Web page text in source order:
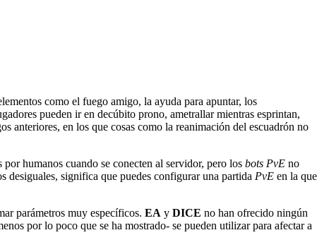
como el fuego amigo, la ayuda para apuntar, los
pueden ir en decúbito prono, ametrallar mientras esprintan,
anteriores, en los que cosas como la reanimación del escuadrón no
por humanos cuando se conecten al servidor, pero los bots PvE no
desiguales, significa que puedes configurar una partida PvE en la que
parámetros muy específicos. EA y DICE no han ofrecido ningún
por lo poco que se ha mostrado- se pueden utilizar para afectar a